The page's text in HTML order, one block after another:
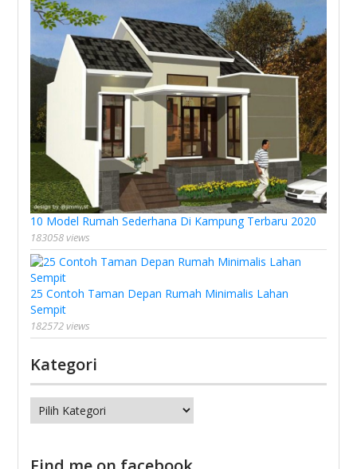
10 Model Rumah Sederhana Di Kampung Terbaru 2020
183058 views
25 Contoh Taman Depan Rumah Minimalis Lahan
Sempit
182572 views
Kategori
Kategori